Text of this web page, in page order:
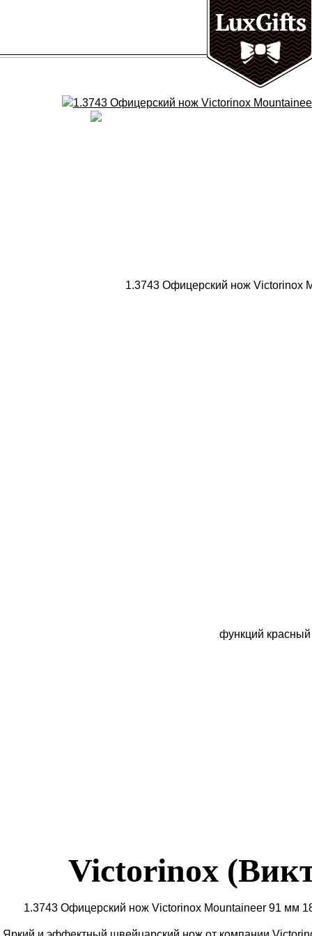
Victorinox
1.3743 Офицерский нож Victorinox Mountaineer 91 мм